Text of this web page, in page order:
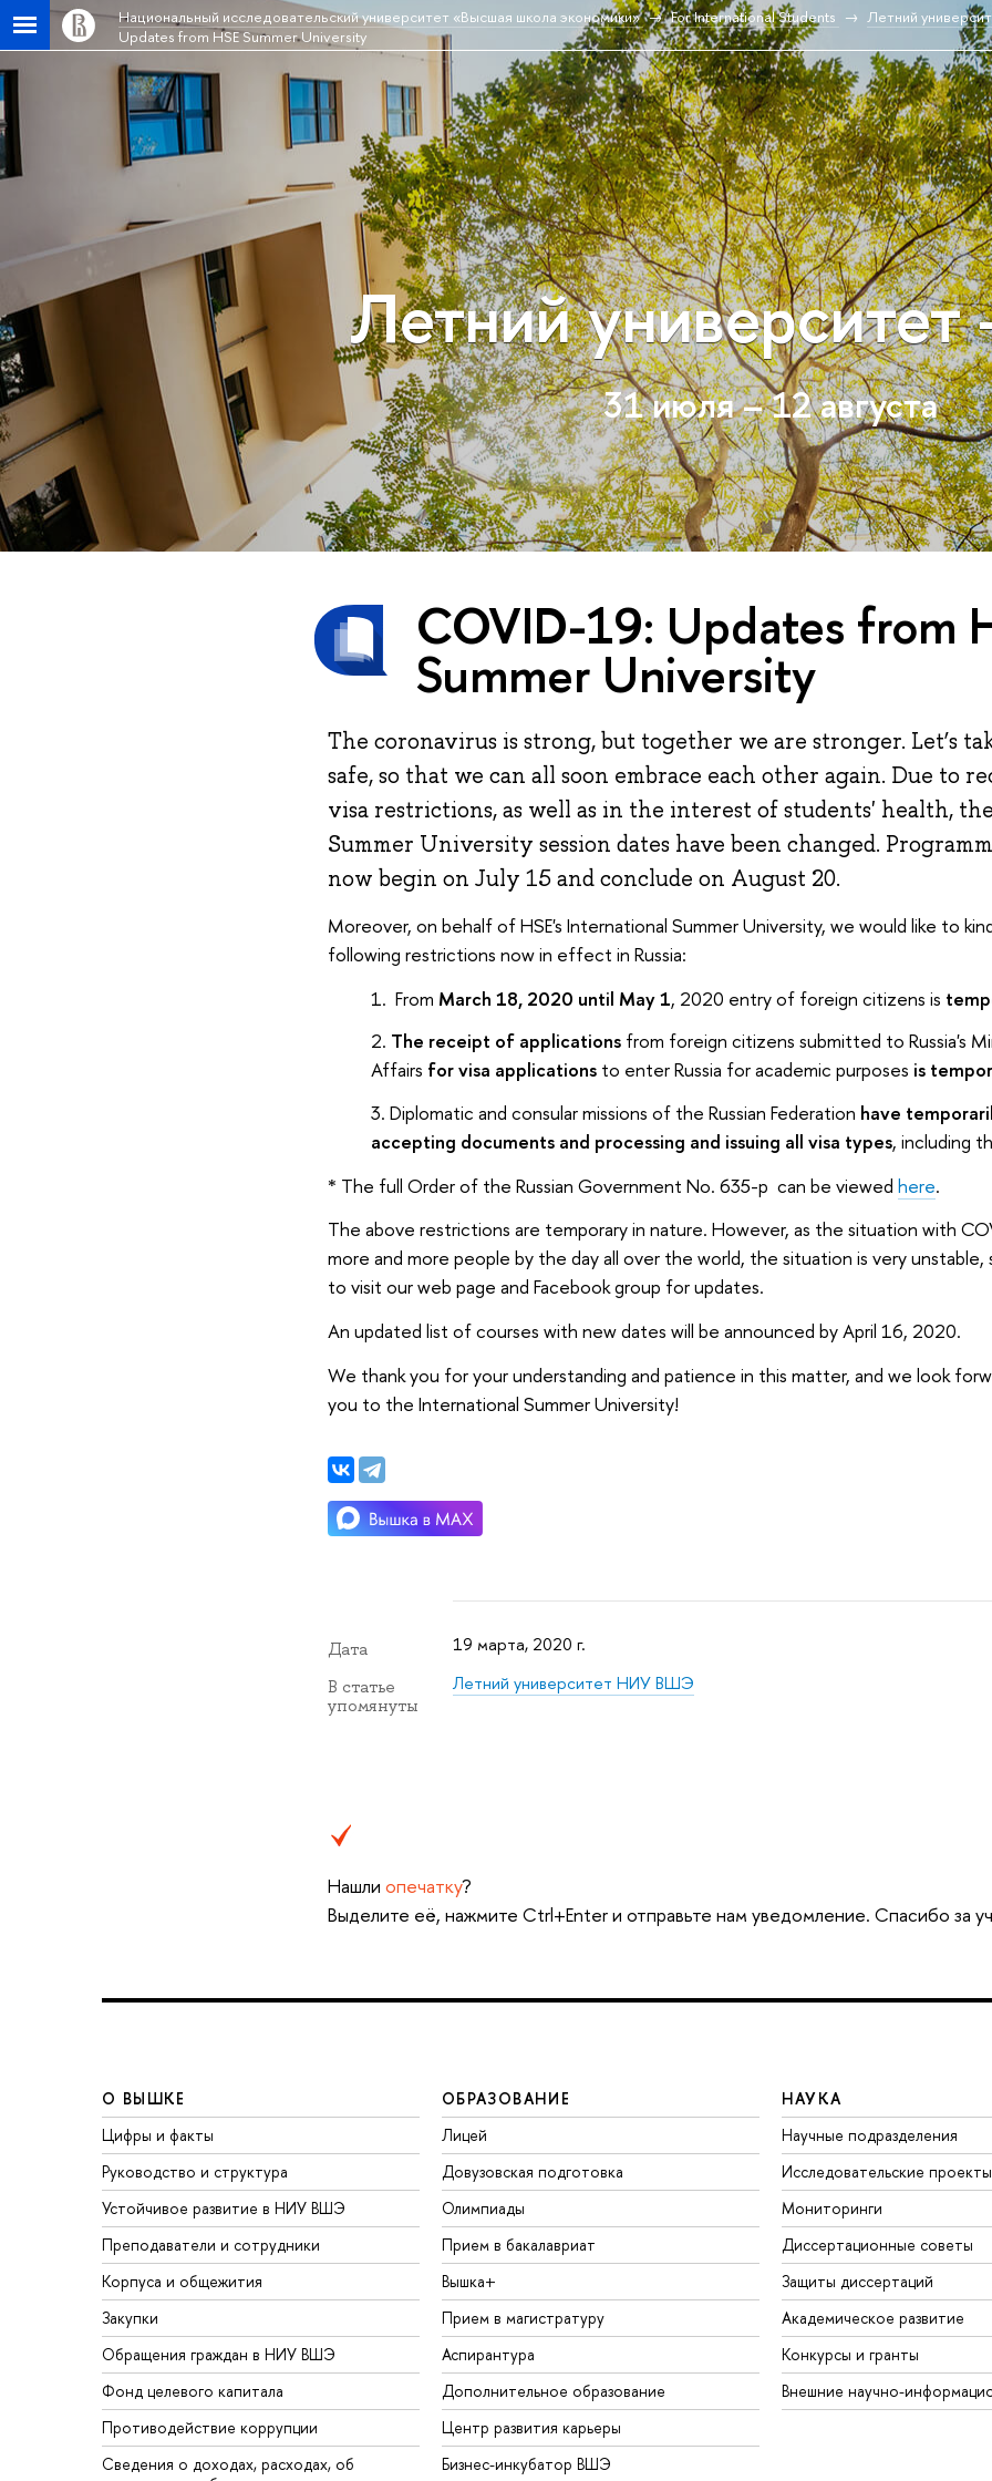
Национальный исследовательский университет «Высшая школа экономики» For International Students Летний
Updates from HSE Summer University
Летний
31 июля – 12 августа
COVID-19: Updates from
Summer University
The coronavirus is strong, but together we are stronger. Let’s
safe, so that we can all soon embrace each other again. Due to
visa restrictions, as well as in the interest of students' health,
Summer University session dates have been changed.
now begin on July 15 and conclude on August 20.
Moreover, on behalf of HSE's International Summer University, we would like to
following restrictions now in effect in Russia:
From March 18, 2020 until May 1, 2020 entry of foreign citizens is
The receipt of applicationsfrom foreign citizens submitted to Russia's
Affairs for visa applicationsto enter Russia for academic purposes is
Diplomatic and consular missions of the Russian Federation have
accepting documents and processing and issuing all visa types, including
* The full Order of the Russian Government No. 635-p can be viewed here.
The above restrictions are temporary in nature. However, as the situation with
more and more people by the day all over the world, the situation is very unstable,
to visit our web page and Facebook group for updates.
An updated list of courses with new dates will be announced by April 16, 2020.
We thank you for your understanding and patience in this matter, and we look
you to the International Summer University!
Дата 19 марта, 2020 г.
В статье
упомянуты
Летний университет НИУ ВШЭ
Нашли опечатку?
Выделите её, нажмите Ctrl+Enter и отправьте нам уведомление. Спасибо за
О ВЫШКЕ
Цифры и факты
Руководство и структура
Устойчивое развитие в НИУ ВШЭ
Преподаватели и сотрудники
Корпуса и общежития
Закупки
Обращения граждан в НИУ ВШЭ
Фонд целевого капитала
Противодействие коррупции
Сведения о доходах, расходах, об
ОБРАЗОВАНИЕ
Лицей
Довузовская подготовка
Олимпиады
Прием в бакалавриат
Вышка+
Прием в магистратуру
Аспирантура
Дополнительное образование
Центр развития карьеры
Бизнес-инкубатор ВШЭ
НАУКА
Научные подразделения
Исследовательские проекты
Мониторинги
Диссертационные советы
Защиты диссертаций
Академическое развитие
Конкурсы и гранты
Внешние научно-